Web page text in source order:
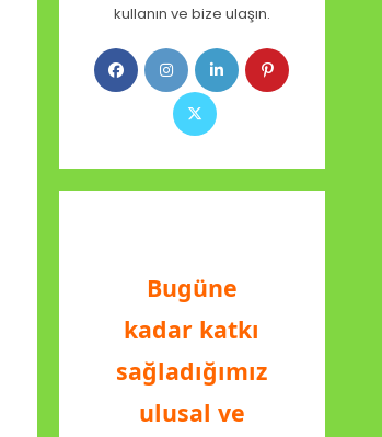
kullanın ve bize ulaşın.
Bugüne
kadar katkı
sağladığımız
ulusal ve